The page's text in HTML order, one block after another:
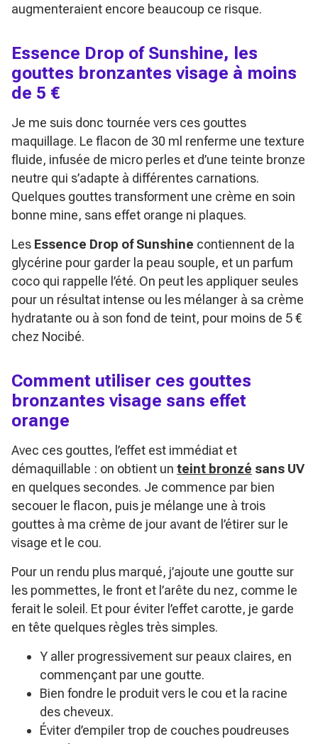
augmenteraient encore beaucoup ce risque.
Essence Drop of Sunshine, les
gouttes bronzantes visage à moins
de 5 €
Je me suis donc tournée vers ces gouttes
maquillage. Le flacon de 30 ml renferme une texture
fluide, infusée de micro perles et d’une teinte bronze
neutre qui s’adapte à différentes carnations.
Quelques gouttes transforment une crème en soin
bonne mine, sans effet orange ni plaques.
Les Essence Drop of Sunshine contiennent de la
glycérine pour garder la peau souple, et un parfum
coco qui rappelle l’été. On peut les appliquer seules
pour un résultat intense ou les mélanger à sa crème
hydratante ou à son fond de teint, pour moins de 5 €
chez Nocibé.
Comment utiliser ces gouttes
bronzantes visage sans effet
orange
Avec ces gouttes, l’effet est immédiat et
démaquillable : on obtient un teint bronzé sans UV
en quelques secondes. Je commence par bien
secouer le flacon, puis je mélange une à trois
gouttes à ma crème de jour avant de l’étirer sur le
visage et le cou.
Pour un rendu plus marqué, j’ajoute une goutte sur
les pommettes, le front et l’arête du nez, comme le
ferait le soleil. Et pour éviter l’effet carotte, je garde
en tête quelques règles très simples.
Y aller progressivement sur peaux claires, en
commençant par une goutte.
Bien fondre le produit vers le cou et la racine
des cheveux.
Éviter d’empiler trop de couches poudreuses